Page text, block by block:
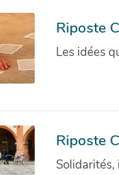
Riposte
Les idées
Riposte